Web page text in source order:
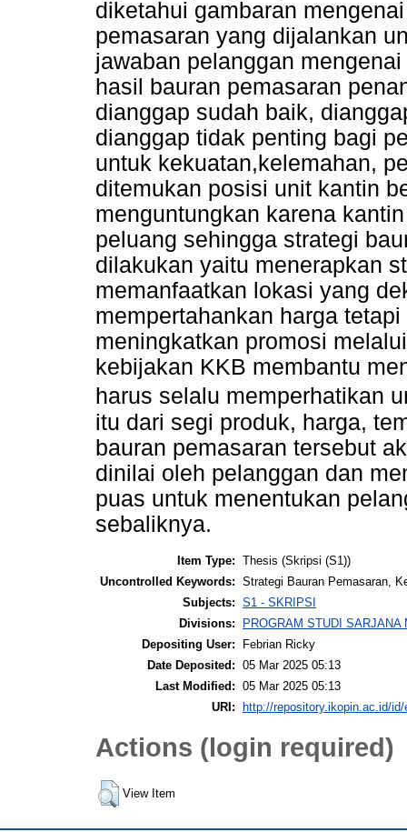
diketahui gambaran
pemasaran yang dijalankan
jawaban pelanggan
hasil bauran pemasaran
dianggap sudah baik,
dianggap tidak penting bagi
untuk kekuatan,kelemahan,
ditemukan posisi unit kantin
menguntungkan karena
peluang sehingga strategi
dilakukan yaitu menerapkan
memanfaatkan lokasi yang
mempertahankan harga
meningkatkan promosi
kebijakan KKB membantu
harus selalu memperhatikan
itu dari segi produk, harga,
bauran pemasaran tersebut
dinilai oleh pelanggan dan
puas untuk menentukan
sebaliknya.
Item Type: Thesis (Skripsi (S1))
Uncontrolled Keywords: Strategi Bauran Pemasaran,
Subjects: S1 - SKRIPSI
Divisions:
PROGRAM STUDI
Depositing User:
Febrian Ricky
Date Deposited: 05 Mar 2025 05:13
Last Modified: 05 Mar 2025 05:13
URI:
http://repository.ikopin.ac.id/id/
Actions (login required)
View Item